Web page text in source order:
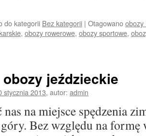
do kategorii Bez kategorii | Otagowanoobozy
, obozy rowerowe, obozy sportowe,
jeździeckie
stycznia 2013, autor: admin
nas na miejsce spędzenia
Bez względu na formę